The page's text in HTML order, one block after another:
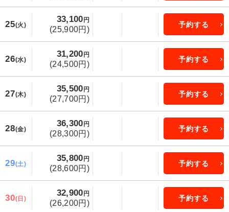
25(火)
33,100 円
(25,900円)
予約する
26(水)
31,200 円
(24,500円)
予約する
27(木)
35,500 円
(27,700円)
予約する
28(金)
36,300 円
(28,300円)
予約する
29(土)
35,800 円
(28,600円)
予約する
30(日)
32,900 円
(26,200円)
予約する